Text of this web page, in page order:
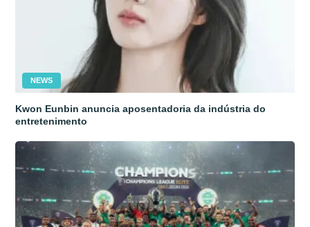
NEWS
Kwon Eunbin anuncia aposentadoria da indústria do
entretenimento